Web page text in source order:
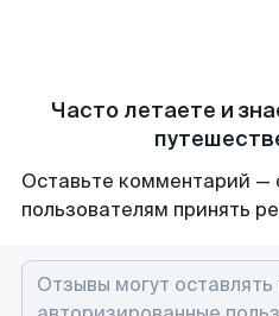
Часто летаете и
Оставьте комментарий —
пользователям принять